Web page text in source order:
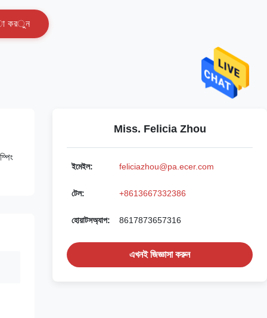
করুন
Miss. Felicia Zhou
ইমেইল: feliciazhou@pa.ecer.com
টেল: +8613667332386
হোয়াটসঅ্যাপ: 8617873657316
এখনই জিজ্ঞাসা করুন